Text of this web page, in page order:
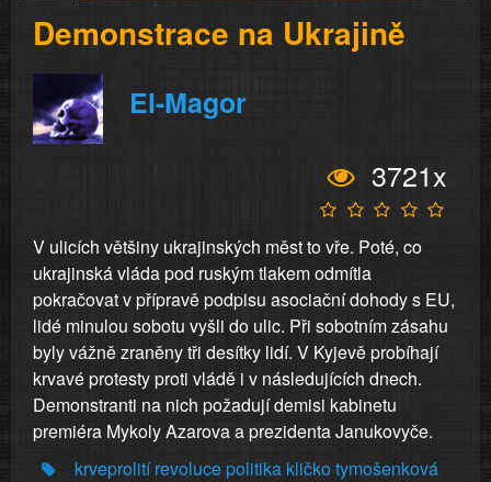
Demonstrace na Ukrajině
El-Magor
3721x
V ulicích většiny ukrajinských měst to vře. Poté, co
ukrajinská vláda pod ruským tlakem odmítla
pokračovat v přípravě podpisu asociační dohody s EU,
lidé minulou sobotu vyšli do ulic. Při sobotním zásahu
byly vážně zraněny tři desítky lidí. V Kyjevě probíhají
krvavé protesty proti vládě i v následujících dnech.
Demonstranti na nich požadují demisi kabinetu
premiéra Mykoly Azarova a prezidenta Janukovyče.
krveprolití revolucepolitika kličko tymošenková